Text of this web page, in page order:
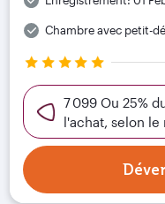
Chambre avec petit-
7 099 Ou 25%
l'achat, selon le